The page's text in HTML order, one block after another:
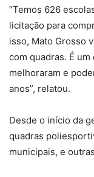
“Temos 626
licitação para
isso, Mato Grosso
com quadras. É
melhoraram e
anos”, relatou.
Desde o início da
quadras
municipais, e